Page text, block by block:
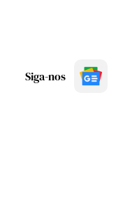
Siga-nos